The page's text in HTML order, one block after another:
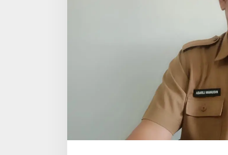
a
m
T
u
m
b
d
a